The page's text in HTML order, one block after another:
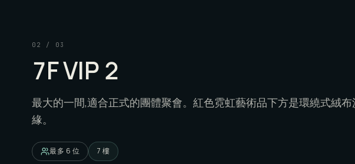
02 / 03
7F VIP 2
最大的一間,適合正式的團體聚會。紅色霓虹藝術品下方是環繞式絨
緣。
最多 6 位 7 樓